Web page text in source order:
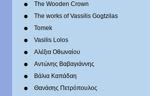
The Wooden Crown
The works of Vassilis Gogtzilas
Tomek
Vasilis Lolos
Αλέξια Οθωναίου
Αντώνης Βαβαγιάννης
Βάλια Καπάδαη
Θανάσης Πετρόπουλος